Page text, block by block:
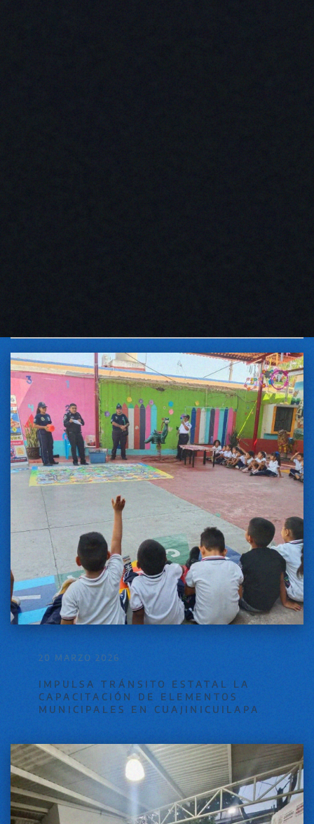
20 MARZO 2026
IMPULSA TRÁNSITO ESTATAL LA
CAPACITACIÓN DE ELEMENTOS
MUNICIPALES EN CUAJINICUILAPA